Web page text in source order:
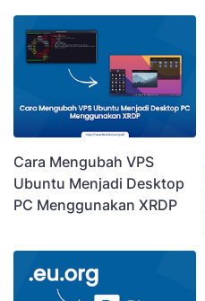
Cara Mengubah VPS
Ubuntu Menjadi Desktop
PC Menggunakan XRDP